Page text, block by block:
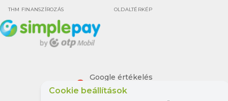
THM FINANSZÍROZÁS OLDALTÉRKÉP
Google értékelés
4.5
Cookie beállítások